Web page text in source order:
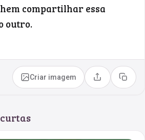
compartilhar essa
outro.
Criar imagem Compartilhar
Copiar